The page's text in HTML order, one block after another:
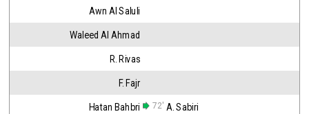
Awn Al Saluli
Waleed Al Ahmad
R. Rivas
F. Fajr
Hatan Bahbri 72' A. Sabiri